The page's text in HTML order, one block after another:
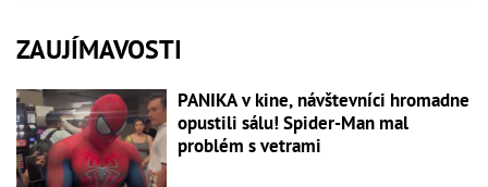
ZAUJÍMAVOSTI
PANIKA v kine, návštevníci hromadne
opustili sálu! Spider-Man mal
problém s vetrami